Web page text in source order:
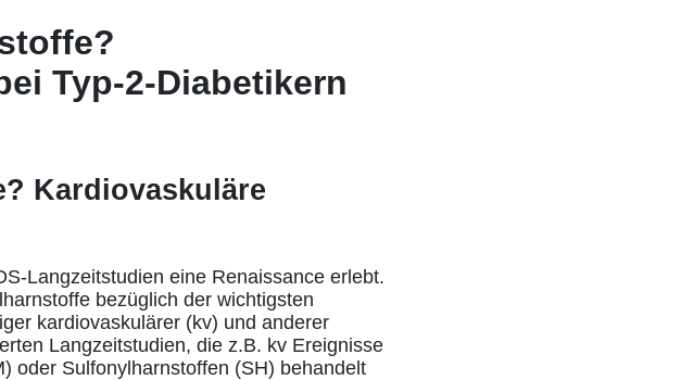
Typ-2-Diabetikern
Kardiovaskuläre
Langzeitstudien eine Renaissance erlebt.
bezüglich der wichtigsten
kardiovaskulärer (kv) und anderer
Langzeitstudien, die z.B. kv Ereignisse
oder Sulfonylharnstoffen (SH) behandelt